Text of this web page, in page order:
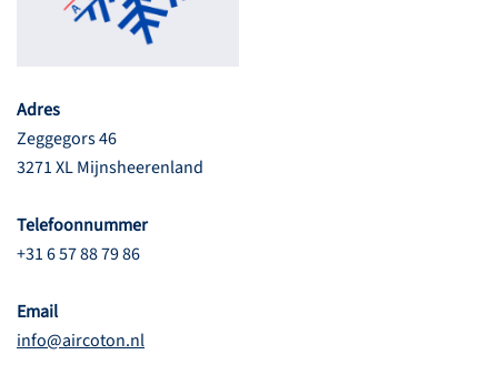
Adres
Zeggegors 46
3271 XL Mijnsheerenland
Telefoonnummer
+31 6 57 88 79 86
Email
info@aircoton.nl